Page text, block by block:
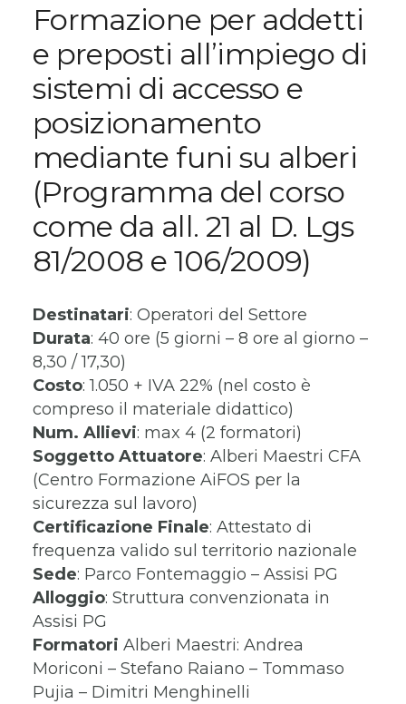
Formazione per addetti
e preposti all’impiego di
sistemi di accesso e
posizionamento
mediante funi su alberi
(Programma del corso
come da all. 21 al D. Lgs
81/2008 e 106/2009)
Destinatari: Operatori del Settore
Durata: 40 ore (5 giorni – 8 ore al giorno –
8,30 / 17,30)
Costo: 1.050 + IVA 22% (nel costo è
compreso il materiale didattico)
Num. Allievi: max 4 (2 formatori)
Soggetto Attuatore: Alberi Maestri CFA
(Centro Formazione AiFOS per la
sicurezza sul lavoro)
Certificazione Finale: Attestato di
frequenza valido sul territorio nazionale
Sede: Parco Fontemaggio – Assisi PG
Alloggio: Struttura convenzionata in
Assisi PG
Formatori Alberi Maestri: Andrea
Moriconi – Stefano Raiano – Tommaso
Pujia – Dimitri Menghinelli